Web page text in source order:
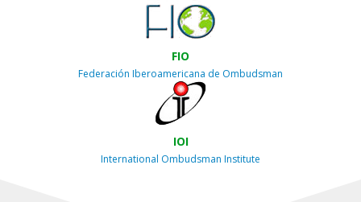
FIO
Federación Iberoamericana de Ombudsman
IOI
International Ombudsman Institute